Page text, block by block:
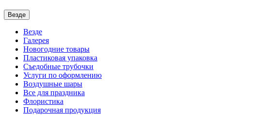
Везде
Везде
Галерея
Новогодние товары
Пластиковая упаковка
Съедобные трубочки
Услуги по оформлению
Воздушные шары
Все для праздника
Флористика
Подарочная продукция